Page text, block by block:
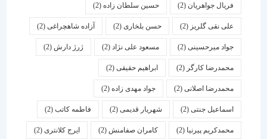
فریال جواهریان(2) حسین سلطان زاده(2)
علی نقی گلریز(2) حسن بلخاری(2) آزاده شاهچراغی(2)
جواد میرحسینی(2) مسعود علی نژاد(2) ژرژ دارش (2)
محمدرضا کارگر(2) ابراهیم حقیقی(2)
محمدرضا اصلانی(2) جواد مهدی زاده(2)
اسماعیل جنتی(2) شهریار قدیمی(2) فاطمه کاتب(2)
محمدکریم پیرنیا (2) کامران صفامنش(2) ایرج کلانتری (2)